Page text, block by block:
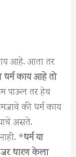
आहे. आता तर
काय आहे तो
पाऊल तर हेच
की धर्म काय
असते.
*धर्म या
जर धारण केला